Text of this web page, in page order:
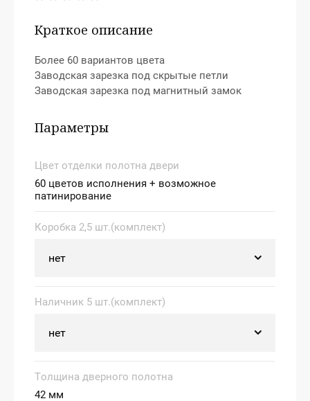
Краткое описание
Более 60 вариантов цвета
Заводская зарезка под скрытые петли
Заводская зарезка под магнитный замок
Параметры
Цвет отделки полотна двери
60 цветов исполнения + возможное
патинирование
Коробка 2,5 шт.(комплект)
Наличник 5 шт.(комплект)
Толщина дверного полотна
42 мм